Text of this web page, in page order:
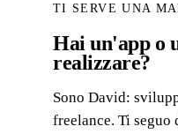
TI SERVE UNA
Hai un'app o
realizzare?
Sono David:
freelance. Ti seguo